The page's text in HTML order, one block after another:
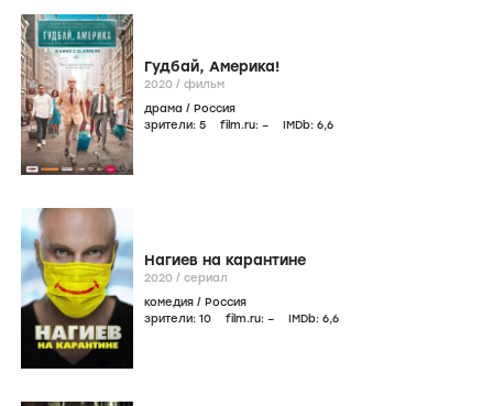
Гудбай, Америка!
2020 / фильм
драма / Россия
зрители: 5 film.ru: – IMDb: 6,6
Нагиев на карантине
2020 / сериал
комедия / Россия
зрители: 10 film.ru: – IMDb: 6,6